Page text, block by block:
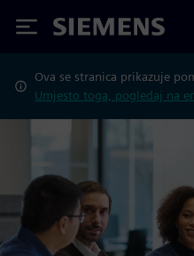
Siemens
Ova se stranica prikazuje
Umjesto toga, pogledaj na